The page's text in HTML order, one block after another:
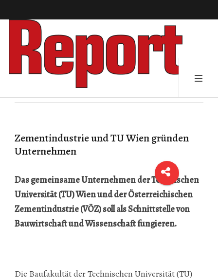
Zementindustrie und TU Wien gründen
Unternehmen
Das gemeinsame Unternehmen der Technischen
Universität (TU) Wien und der Österreichischen
Zementindustrie (VÖZ) soll als Schnittstelle von
Bauwirtschaft und Wissenschaft fungieren.
Die Baufakultät der Technischen Universität (TU)